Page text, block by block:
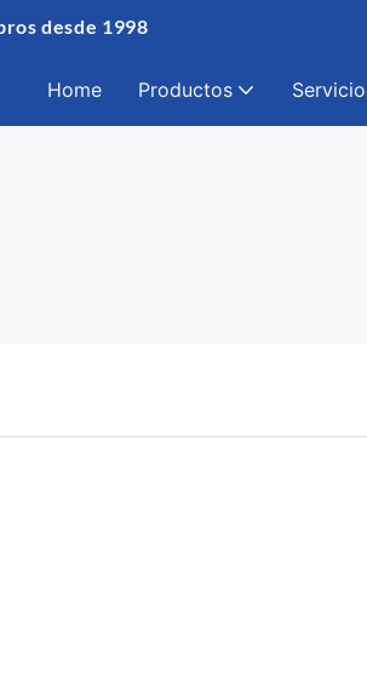
desde 1998
Home Productos Servicio